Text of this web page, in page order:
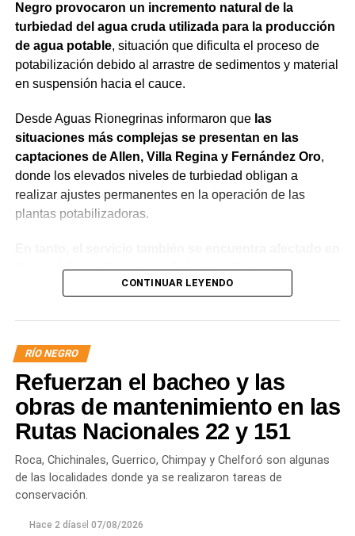
Negro provocaron un incremento natural de la
turbiedad del agua cruda utilizada para la producción
de agua potable, situación que dificulta el proceso de
potabilización debido al arrastre de sedimentos y material
en suspensión hacia el cauce.
Desde Aguas Rionegrinas informaron que las
situaciones más complejas se presentan en las
captaciones de Allen, Villa Regina y Fernández Oro,
donde los elevados niveles de turbiedad obligan a
realizar ajustes permanentes en la operación de las
plantas potabilizadoras.
General Roca, Cipolletti y Balsa Las Perlas,
localidades donde podrían registrarse bajas de
trabaja para sostener la producción de agua potable.
Por otra parte, en Gral. E. Godoy se registran valores de
turbiedad cercanos a 80 NTU, mientras que en
Chichinales rondan los 10 NTU. En ambos casos, las
plantas continúan funcionando con monitoreo
permanente.
Los equipos técnicos de Aguas Rionegrinas mantienen
un seguimiento constante de la evolución de la turbiedad
con las condiciones que presenta el río.
CONTINUAR LEYENDO
RÍO NEGRO
Refuerzan el bacheo y las
obras de mantenimiento en las
Rutas Nacionales 22 y 151
Roca, Chichinales, Guerrico, Chimpay y Chelforó son algunas
de las localidades donde ya se realizaron tareas de
conservación.
Hace 2 díasel 07/08/2026